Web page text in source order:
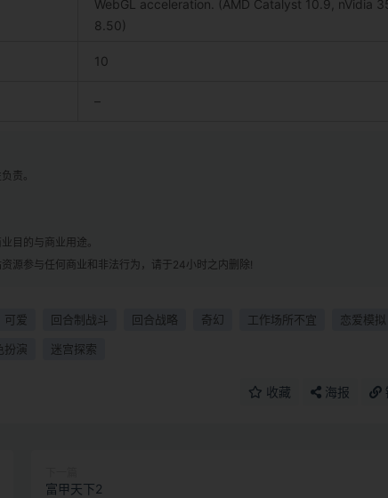
WebGL acceleration. (AMD Catalyst 10.9, nVidia
8.50)
10
–
责。
目的与商业用途。
源参与任何商业和非法行为，请于24小时之内删除!
可爱 回合制战斗 回合战略 奇幻 工作场所不宜 恋爱模拟
扮演 迷宫探索
收藏 海报
富甲天下2